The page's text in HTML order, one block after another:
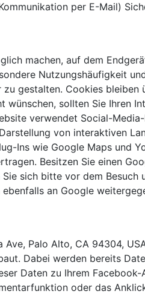
per E-Mail)
machen, auf dem
Nutzungshäufigkeit
gestalten. Cookies
sollten Sie Ihren
verwendet Social-
von interaktiven
Ins wie Google Maps und
Besitzen Sie einen
sich bitte vor dem
an Google
Palo Alto, CA 94304,
Dabei werden bereits
Daten zu Ihrem
oder das